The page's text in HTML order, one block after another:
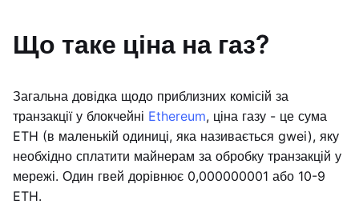
Що таке ціна на газ?
Загальна довідка щодо приблизних комісій за
транзакції у блокчейні Ethereum, ціна газу - це сума
ETH (в маленькій одиниці, яка називається gwei), яку
необхідно сплатити майнерам за обробку транзакцій у
мережі. Один гвей дорівнює 0,000000001 або 10-9
ETH.